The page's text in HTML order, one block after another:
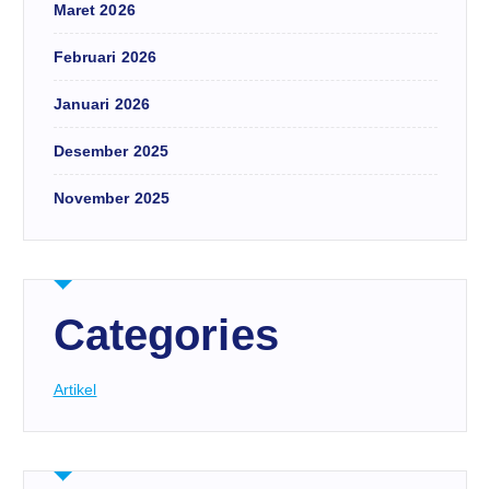
Maret 2026
Februari 2026
Januari 2026
Desember 2025
November 2025
Categories
Artikel